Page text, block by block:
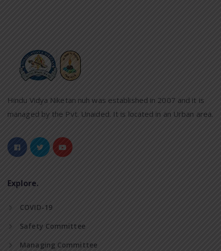
Hindu Vidya Niketan nuh was established in 2007 and it is
managed by the Pvt. Unaided. It is located in an Urban area.
Explore.
COVID-19
Safety Committee
Managing Committee